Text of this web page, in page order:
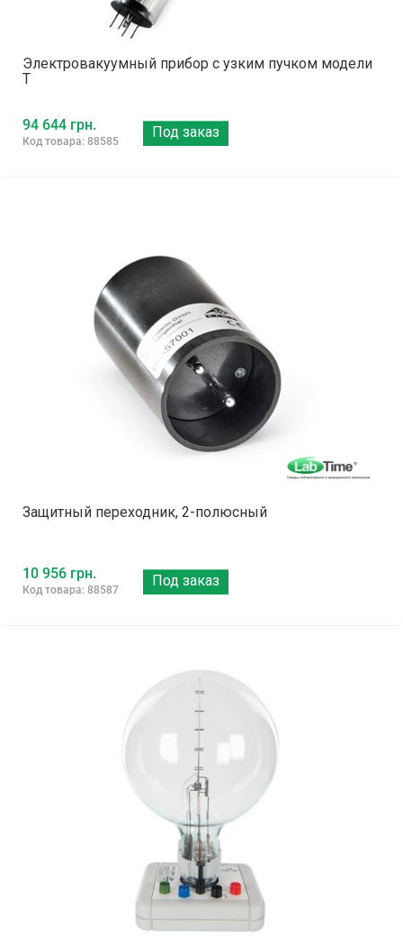
Электровакуумный прибор с узким пучком модели
Т
94 644 грн.
Код товара: 88585
Под заказ
Защитный переходник, 2-полюсный
10 956 грн.
Код товара: 88587
Под заказ